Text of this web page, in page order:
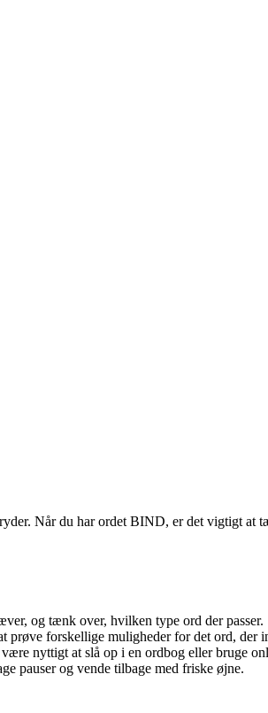
Når du har ordet BIND, er det vigtigt at
og tænk over, hvilken type ord der passer.
prøve forskellige muligheder for det ord, der
nyttigt at slå op i en ordbog eller bruge
pauser og vende tilbage med friske øjne.